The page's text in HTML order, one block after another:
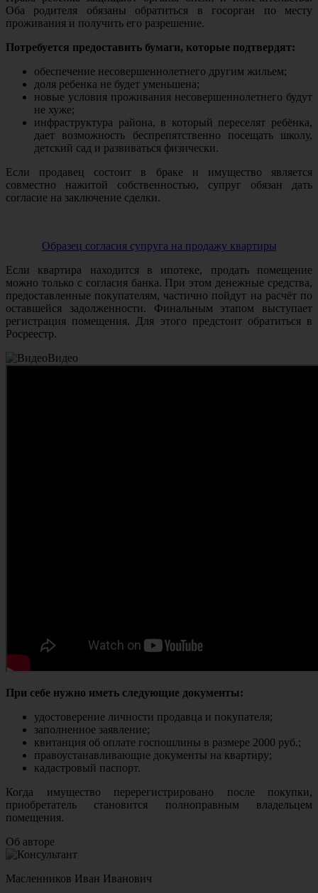
Оба родителя обязаны обратиться в госорган по месту
проживания и получить его разрешение.
Потребуется предоставить бумаги, которые подтвердят:
обеспечение несовершеннолетнего другим жильем;
доля ребенка не будет уменьшена;
новые условия проживания несовершеннолетнего будут
не хуже;
инфраструктура района, в который переселят ребёнка,
дает возможность беспрепятственно посещать школу,
детский сад и развиваться физически.
Если продавец состоит в браке и имущество является
совместно нажитой собственностью, супруг обязан дать
согласие на заключение сделки.
Образец согласия супруга на продажу квартиры
Если квартира находится в ипотеке, продать помещение
можно только с согласия банка. При этом денежные средства,
предоставленные покупателям, частично пойдут на расчёт по
оставшейся задолженности. Финальным этапом выступает
регистрация помещения. Для этого предстоит обратиться в
Росреестр.
Видео
При себе нужно иметь следующие документы:
удостоверение личности продавца и покупателя;
заполненное заявление;
квитанция об оплате госпошлины в размере 2000 руб.;
правоустанавливающие документы на квартиру;
кадастровый паспорт.
Когда имущество перерегистрировано после покупки,
приобретатель становится полноправным владельцем
помещения.
Об авторе
Масленников Иван Иванович